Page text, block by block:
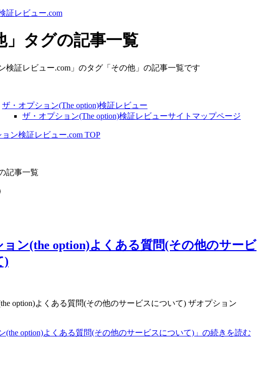
証レビュー.com
」タグの記事一覧
検証レビュー.com」のタグ「その他」の記事一覧です
ザ・オプション(The option)検証レビュー
ザ・オプション(The option)検証レビューサイトマップページ
ン検証レビュー.com TOP
記事一覧
ン(the option)よくある質問(その他のサービ
)
option)よくある質問(その他のサービスについて) ザオプション
(the option)よくある質問(その他のサービスについて)」の続きを読む